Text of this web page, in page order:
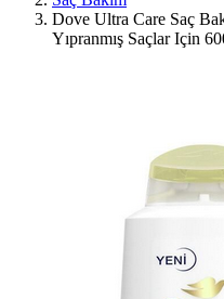
Dove Ultra Care Saç
Yıpranmış Saçlar Için